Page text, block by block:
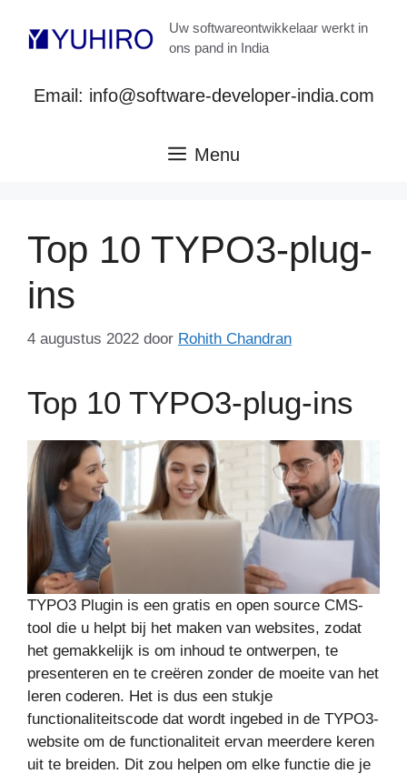
naar
Uw softwareontwikkelaar werkt in
ons pand in India
Email: info@software-developer-india.com
Menu
Top 10 TYPO3-plug-
ins
4 augustus 2022 door Rohith Chandran
Top 10 TYPO3-plug-ins
TYPO3 Plugin is een gratis en open source CMS-
tool die u helpt bij het maken van websites, zodat
het gemakkelijk is om inhoud te ontwerpen, te
presenteren en te creëren zonder de moeite van het
leren coderen. Het is dus een stukje
functionaliteitscode dat wordt ingebed in de TYPO3-
website om de functionaliteit ervan meerdere keren
uit te breiden. Dit zou helpen om elke functie die je